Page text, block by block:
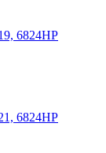
6824HP
6824HP